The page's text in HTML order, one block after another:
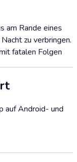
am Rande eines
zu verbringen.
fatalen Folgen
auf Android- und